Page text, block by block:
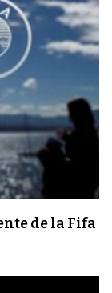
de la Fifa